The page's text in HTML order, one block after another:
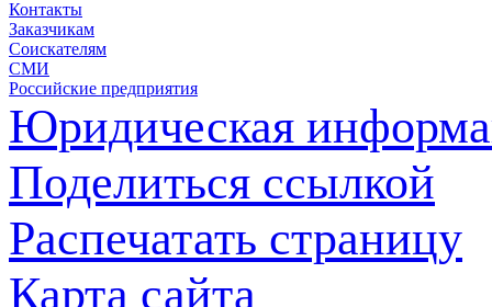
Контакты
Заказчикам
Соискателям
СМИ
Российские предприятия
Юридическая
Поделиться ссылкой
Распечатать страницу
Карта сайта